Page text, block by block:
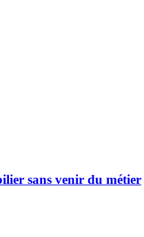
sans venir du métier